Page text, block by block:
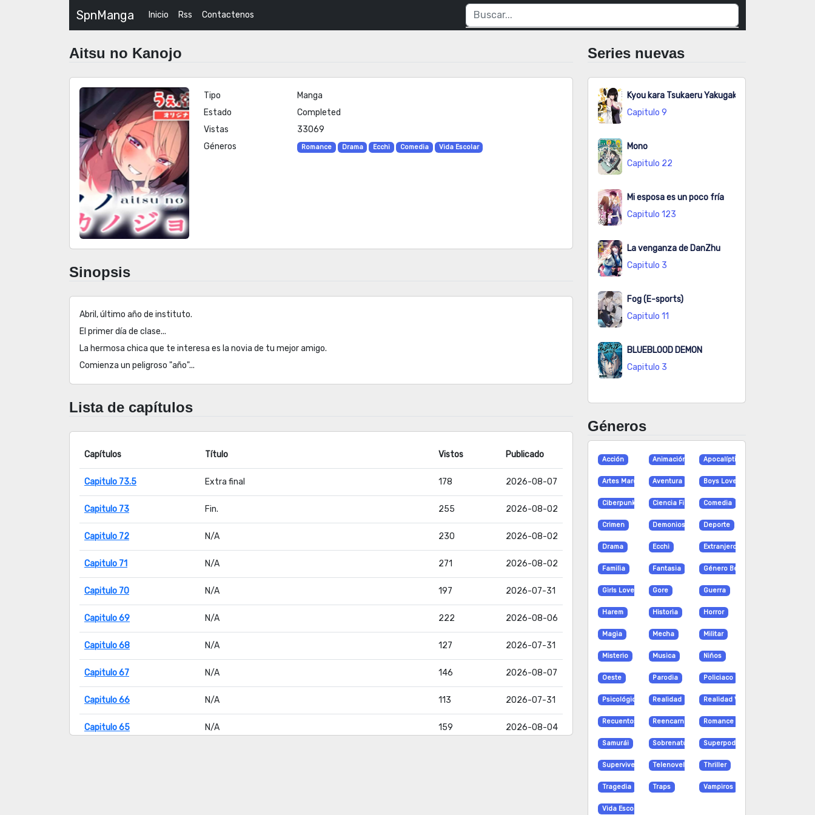
SpnManga Inicio Rss Contactenos
Aitsu no Kanojo
Tipo
Manga
Estado
Completed
Vistas
33069
Géneros
Romance Drama Ecchi Comedia Vida Escolar
Sinopsis
Abril, último año de instituto.
El primer día de clase...
La hermosa chica que te interesa es la novia de tu mejor amigo.
Comienza un peligroso "año"...
Lista de capítulos
Capítulos Título Vistos Publicado
Capitulo 73.5 Extra final 178 2026-08-07
Capitulo 73 Fin. 255 2026-08-02
Capitulo 72 N/A 230 2026-08-02
Capitulo 71 N/A 271 2026-08-02
Capitulo 70 N/A 197 2026-07-31
Capitulo 69 N/A 222 2026-08-06
Capitulo 68 N/A 127 2026-07-31
Capitulo 67 N/A 146 2026-08-07
Capitulo 66 N/A 113 2026-07-31
Capitulo 65 N/A 159 2026-08-04
Series nuevas
Kyou kara Tsukaeru Yakugakuteki Osewa
Capitulo 9
Mono
Capitulo 22
Mi esposa es un poco fría
Capitulo 123
La venganza de DanZhu
Capitulo 3
Fog (E-sports)
Capitulo 11
BLUEBLOOD DEMON
Capitulo 3
Géneros
Acción Animación Apocalíptico
Artes Marciales Aventura Boys Love
Ciberpunk Ciencia Ficción Comedia
Crimen Demonios Deporte
Drama Ecchi Extranjero
Familia Fantasia Género Bender
Girls Love Gore Guerra
Harem Historia Horror
Magia Mecha Militar
Misterio Musica Niños
Oeste Parodia Policiaco
Psicológico Realidad Realidad Virtual
Recuentos de la vidaReencarnación Romance
Samurái Sobrenatural Superpoderes
Supervivencia Telenovela Thriller
Tragedia Traps Vampiros
Vida Escolar